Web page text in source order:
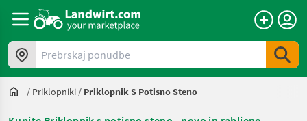
Prebrskaj ponudbe
/ Priklopniki / Priklopnik S Potisno Steno